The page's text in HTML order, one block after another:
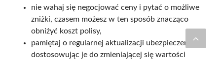
nie wahaj się negocjować ceny i pytać o możliwe
zniżki, czasem możesz w ten sposób znacząco
obniżyć koszt polisy,
pamiętaj o regularnej aktualizacji ubezpieczenia,
dostosowując je do zmieniającej się wartości